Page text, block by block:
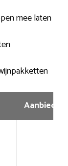
mee laten